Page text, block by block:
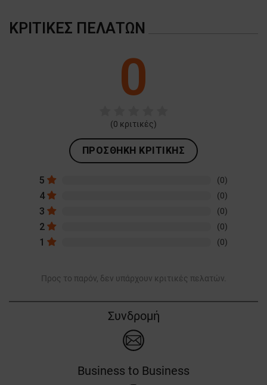
ΚΡΙΤΙΚΈΣ ΠΕΛΑΤΏΝ
0
(0 κριτικές)
ΠΡΟΣΘΉΚΗ ΚΡΙΤΙΚΉΣ
5 (0)
4 (0)
3 (0)
2 (0)
1 (0)
Προς το παρόν, δεν υπάρχουν κριτικές πελατών.
Συνδρομή
Business to Business